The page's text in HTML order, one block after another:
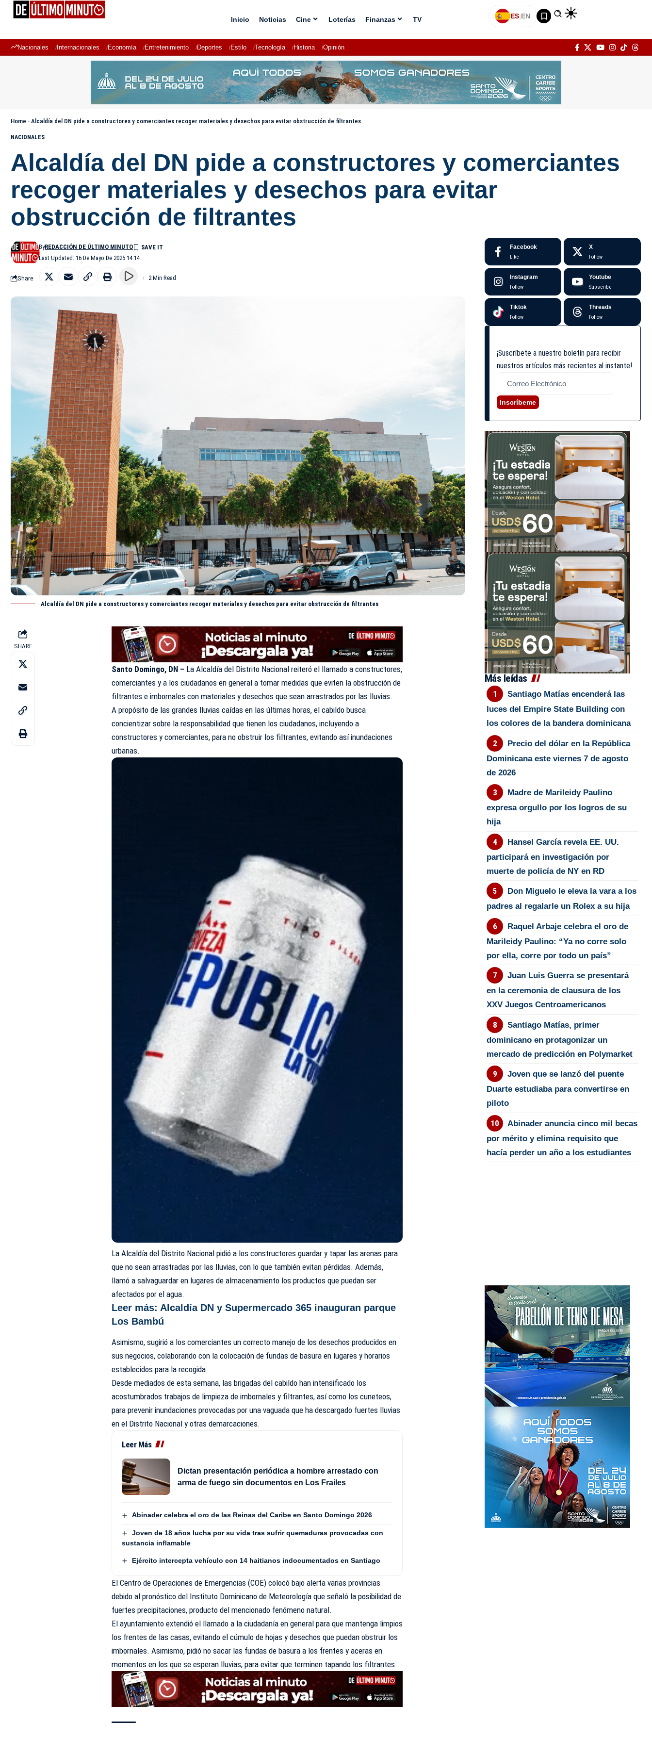
Inicio Noticias Cine Loterías Finanzas TV ES|EN
Nacionales Internacionales Economía Entretenimiento Deportes Estilo Tecnología Historia Opinión
Home - Alcaldía del DN pide a constructores y comerciantes recoger materiales y desechos para evitar obstrucción de filtrantes
NACIONALES
Alcaldía del DN pide a constructores y comerciantes
recoger materiales y desechos para evitar
obstrucción de filtrantes
Last Updated: 16 De Mayo De 2025 14:14
ByREDACCIÓN DE ÚLTIMO MINUTO
Share 2 Min Read
Alcaldía del DN pide a constructores y comerciantes recoger materiales y desechos para evitar obstrucción de filtrantes
SHARE
Santo Domingo, DN – La Alcaldía del Distrito Nacional reiteró el llamado a constructores,
comerciantes y a los ciudadanos en general a tomar medidas que eviten la obstrucción de
filtrantes e imbornales con materiales y desechos que sean arrastrados por las lluvias.
A propósito de las grandes lluvias caídas en las últimas horas, el cabildo busca
concientizar sobre la responsabilidad que tienen los ciudadanos, incluyendo a
constructores y comerciantes, para no obstruir los filtrantes, evitando así inundaciones
urbanas.
La Alcaldía del Distrito Nacional pidió a los constructores guardar y tapar las arenas para
que no sean arrastradas por las lluvias, con lo que también evitan pérdidas. Además,
llamó a salvaguardar en lugares de almacenamiento los productos que puedan ser
afectados por el agua.
Leer más: Alcaldía DN y Supermercado 365 inauguran parque
Los Bambú
Asimismo, sugirió a los comerciantes un correcto manejo de los desechos producidos en
sus negocios, colaborando con la colocación de fundas de basura en lugares y horarios
establecidos para la recogida.
Desde mediados de esta semana, las brigadas del cabildo han intensificado los
acostumbrados trabajos de limpieza de imbornales y filtrantes, así como los cuneteos,
para prevenir inundaciones provocadas por una vaguada que ha descargado fuertes lluvias
en el Distrito Nacional y otras demarcaciones.
Leer Más
Dictan presentación periódica a hombre arrestado con
arma de fuego sin documentos en Los Frailes
Abinader celebra el oro de las Reinas del Caribe en Santo Domingo 2026
Joven de 18 años lucha por su vida tras sufrir quemaduras provocadas con
sustancia inflamable
Ejército intercepta vehículo con 14 haitianos indocumentados en Santiago
El Centro de Operaciones de Emergencias (COE) colocó bajo alerta varias provincias
debido al pronóstico del Instituto Dominicano de Meteorología que señaló la posibilidad de
fuertes precipitaciones, producto del mencionado fenómeno natural.
El ayuntamiento extendió el llamado a la ciudadanía en general para que mantenga limpios
los frentes de las casas, evitando el cúmulo de hojas y desechos que puedan obstruir los
imbornales. Asimismo, pidió no sacar las fundas de basura a los frentes y aceras en
momentos en los que se esperan lluvias, para evitar que terminen tapando los filtrantes.
Facebook
Like
X
Follow
Instagram
Follow
Youtube
Subscribe
Tiktok
Follow
Threads
Follow
¡Suscríbete a nuestro boletín para recibir
nuestros artículos más recientes al instante!
Inscríbeme
Más leídas
Santiago Matías encenderá las
luces del Empire State Building con
los colores de la bandera dominicana
Precio del dólar en la República
Dominicana este viernes 7 de agosto
de 2026
Madre de Marileidy Paulino
expresa orgullo por los logros de su
hija
Hansel García revela EE. UU.
participará en investigación por
muerte de policía de NY en RD
Don Miguelo le eleva la vara a los
padres al regalarle un Rolex a su hija
Raquel Arbaje celebra el oro de
Marileidy Paulino: “Ya no corre solo
por ella, corre por todo un país”
Juan Luis Guerra se presentará
en la ceremonia de clausura de los
XXV Juegos Centroamericanos
Santiago Matías, primer
dominicano en protagonizar un
mercado de predicción en Polymarket
Joven que se lanzó del puente
Duarte estudiaba para convertirse en
piloto
Abinader anuncia cinco mil becas
por mérito y elimina requisito que
hacía perder un año a los estudiantes